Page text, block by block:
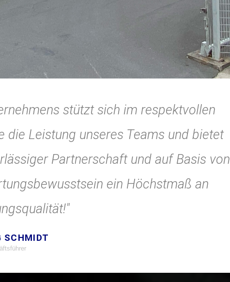
stützt sich im respektvollen
Leistung unseres Teams und bietet
Partnerschaft und auf Basis von
ein Höchstmaß an
SCHMIDT